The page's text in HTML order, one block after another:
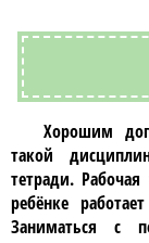
Хорошим
такой
тетради. Рабочая
ребёнке
Заниматься с